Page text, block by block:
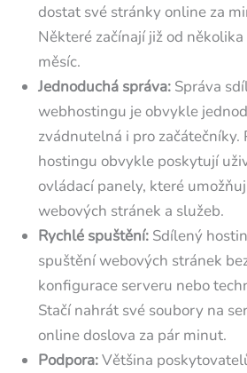
dostat své stránky online za
Některé začínají již od
měsíc.
Jednoduchá správa: Správa
webhostingu je obvykle
zvádnutelná i pro začátečníky.
hostingu obvykle poskytují
ovládací panely, které
webových stránek a služeb.
Rychlé spuštění: Sdílený
spuštění webových stránek
konfigurace serveru nebo
Stačí nahrát své soubory na
online doslova za pár minut.
Podpora:Většina